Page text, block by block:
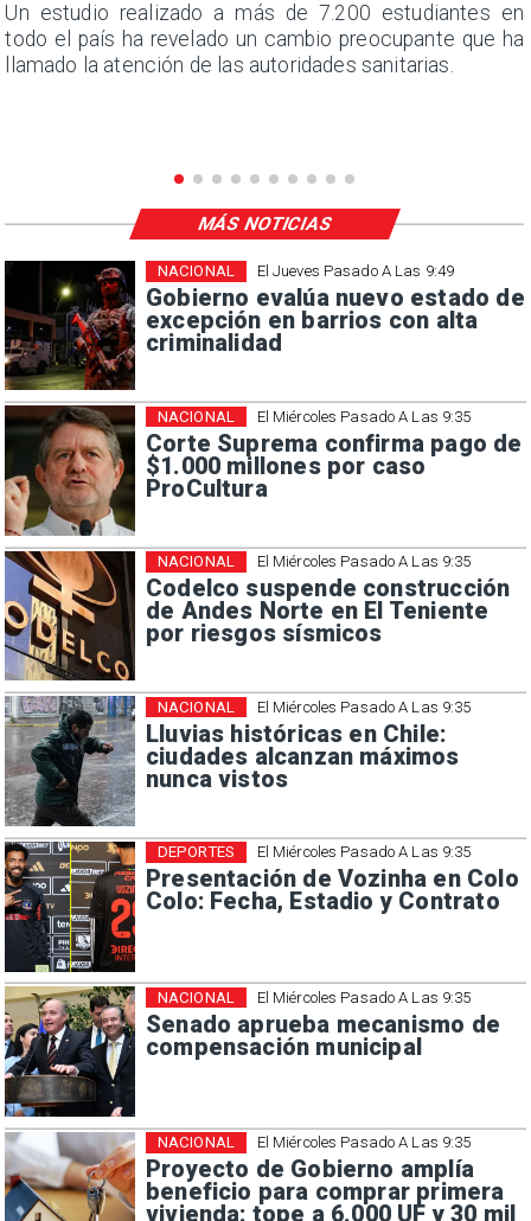
Un estudio realizado a más de 7.200 estudiantes en
todo el país ha revelado un cambio preocupante que ha
llamado la atención de las autoridades sanitarias.
El Jueves Pasado A Las 9:49
Gobierno evalúa nuevo estado de
excepción en barrios con alta
criminalidad
NACIONAL
El Miércoles Pasado A Las 9:35
Corte Suprema confirma pago de
$1.000 millones por caso
ProCultura
NACIONAL
El Miércoles Pasado A Las 9:35
Codelco suspende construcción
de Andes Norte en El Teniente
por riesgos sísmicos
NACIONAL
El Miércoles Pasado A Las 9:35
Lluvias históricas en Chile:
ciudades alcanzan máximos
nunca vistos
NACIONAL
El Miércoles Pasado A Las 9:35
Presentación de Vozinha en Colo
Colo: Fecha, Estadio y Contrato
DEPORTES
El Miércoles Pasado A Las 9:35
Senado aprueba mecanismo de
compensación municipal
NACIONAL
El Miércoles Pasado A Las 9:35
Proyecto de Gobierno amplía
beneficio para comprar primera
vivienda: tope a 6.000 UF y 30 mil
NACIONAL
MÁS NOTICIAS